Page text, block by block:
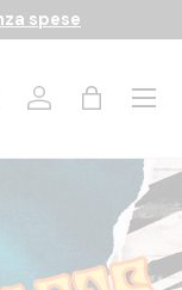
spese
AccediBorsa
Menu